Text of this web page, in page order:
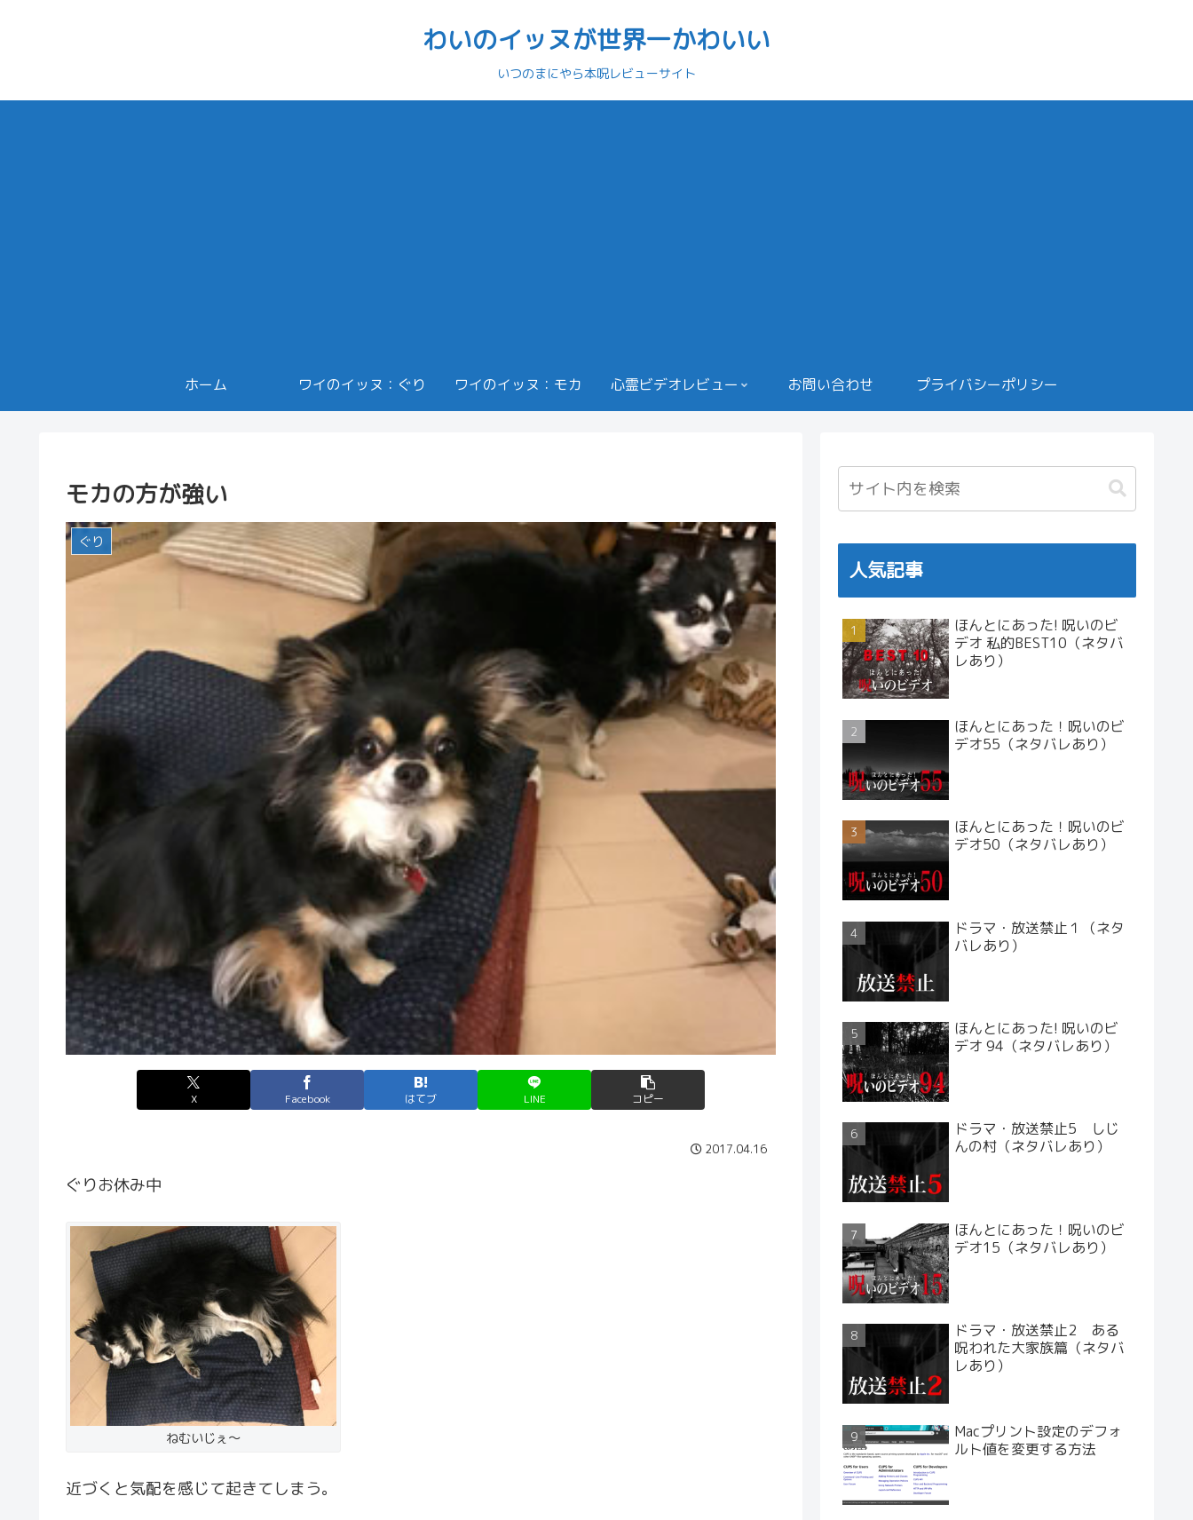
わいのイッヌが世界一かわいい
いつのまにやら本呪レビューサイト
ホーム ワイのイッヌ：ぐり ワイのイッヌ：モカ 心霊ビデオレビュー お問い合わせ プライバシーポリシー
モカの方が強い
ぐり
X Facebook はてブ LINE コピー
2017.04.16
ぐりお休み中
ねむいじぇ〜
近づくと気配を感じて起きてしまう。
人気記事
ほんとにあった! 呪いのビ
デオ 私的BEST10（ネタバ
レあり）
ほんとにあった！呪いのビ
デオ55（ネタバレあり）
ほんとにあった！呪いのビ
デオ50（ネタバレあり）
ドラマ・放送禁止１（ネタ
バレあり）
ほんとにあった! 呪いのビ
デオ 94（ネタバレあり）
ドラマ・放送禁止5 しじ
んの村（ネタバレあり）
ほんとにあった！呪いのビ
デオ15（ネタバレあり）
ドラマ・放送禁止2 ある
呪われた大家族篇（ネタバ
レあり）
Macプリント設定のデフォ
ルト値を変更する方法